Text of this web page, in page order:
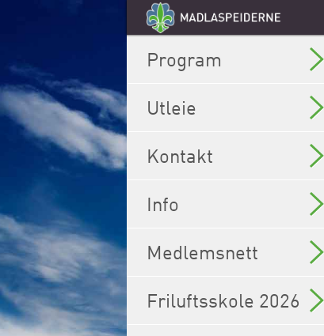
Program
Utleie
Kontakt
Info
Medlemsnett
Friluftsskole 2026